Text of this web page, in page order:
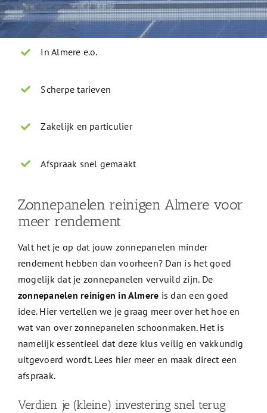
In Almere e.o.
Scherpe tarieven
Zakelijk en particulier
Afspraak snel gemaakt
Zonnepanelen reinigen Almere voor
meer rendement
Valt het je op dat jouw zonnepanelen minder
rendement hebben dan voorheen? Dan is het goed
mogelijk dat je zonnepanelen vervuild zijn. De
zonnepanelen reinigen in Almere is dan een goed
idee. Hier vertellen we je graag meer over het hoe en
wat van over zonnepanelen schoonmaken. Het is
namelijk essentieel dat deze klus veilig en vakkundig
uitgevoerd wordt. Lees hier meer en maak direct een
afspraak.
Verdien je (kleine) investering snel terug